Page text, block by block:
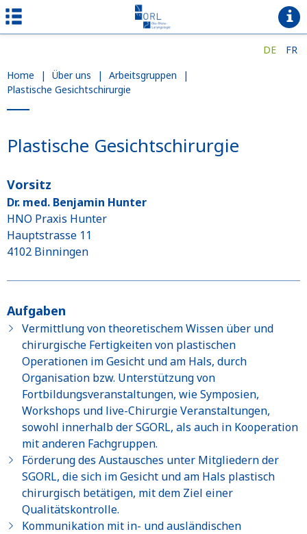
DE
FR
Home
| Über uns | Arbeitsgruppen
|
Plastische Gesichtschirurgie
Plastische Gesichtschirurgie
Vorsitz
Dr. med. Benjamin Hunter
HNO Praxis Hunter
Hauptstrasse 11
4102 Binningen
Aufgaben
Vermittlung von theoretischem Wissen über und
chirurgische Fertigkeiten von plastischen
Operationen im Gesicht und am Hals, durch
Organisation bzw. Unterstützung von
Fortbildungsveranstaltungen, wie Symposien,
Workshops und live-Chirurgie Veranstaltungen,
sowohl innerhalb der SGORL, als auch in Kooperation
mit anderen Fachgruppen.
Förderung des Austausches unter Mitgliedern der
SGORL, die sich im Gesicht und am Hals plastisch
chirurgisch betätigen, mit dem Ziel einer
Qualitätskontrolle.
Kommunikation mit in- und ausländischen